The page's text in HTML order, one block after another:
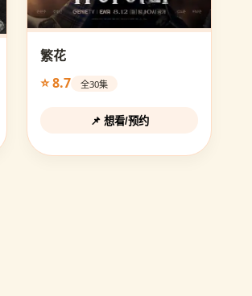
繁花
⭐ 8.7
全30集
📌 想看/预约